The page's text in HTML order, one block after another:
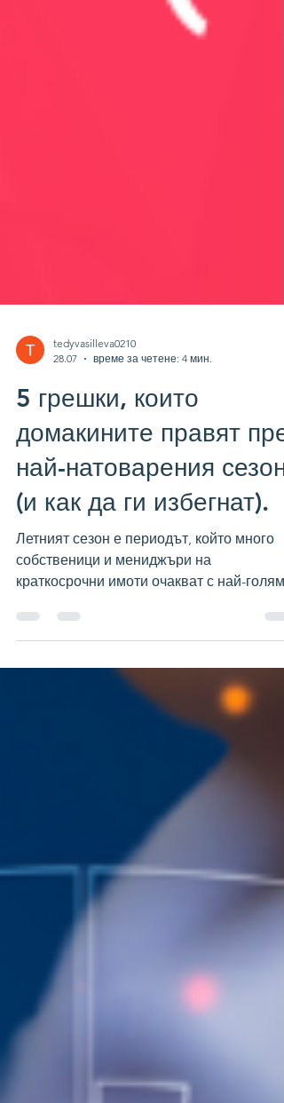
28.07
време за четене: 4 мин.
5 грешки, които
домакините правят през
най-натоварения сезон
(и как да ги избегнат).
Летният сезон е периодът, който много
краткосрочни имоти очакват с най-голямо
нетърпение. По-високото търсене,
доходност превръщат юли и август в най-
силните месеци от годината. Но именно
тогава се случва и нещо друго. Колкото
по-натоварен става сезонът, толкова по-
лесно е ежедневната оперативна работа
да измести стратегическото управление
на имота. Натрупват се запитвания,
на гости, комуникация с п